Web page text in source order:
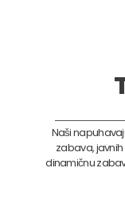
Naši
zabava,
dinamičnu